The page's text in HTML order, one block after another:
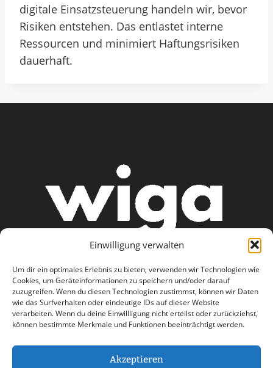
Einwilligung verwalten
Um dir ein optimales Erlebnis zu bieten, verwenden wir Technologien wie
Cookies, um Geräteinformationen zu speichern und/oder darauf
zuzugreifen. Wenn du diesen Technologien zustimmst, können wir Daten
wie das Surfverhalten oder eindeutige IDs auf dieser Website
verarbeiten. Wenn du deine Einwillligung nicht erteilst oder zurückziehst,
können bestimmte Merkmale und Funktionen beeinträchtigt werden.
Akzeptieren
digitale Einsatzsteuerung handeln wir, bevor
Risiken entstehen. Das entlastet interne
Ressourcen und minimiert Haftungsrisiken
dauerhaft.
AGB
Datenschutzerklärung
Haftungsausschluss
Impressum
Kontakt